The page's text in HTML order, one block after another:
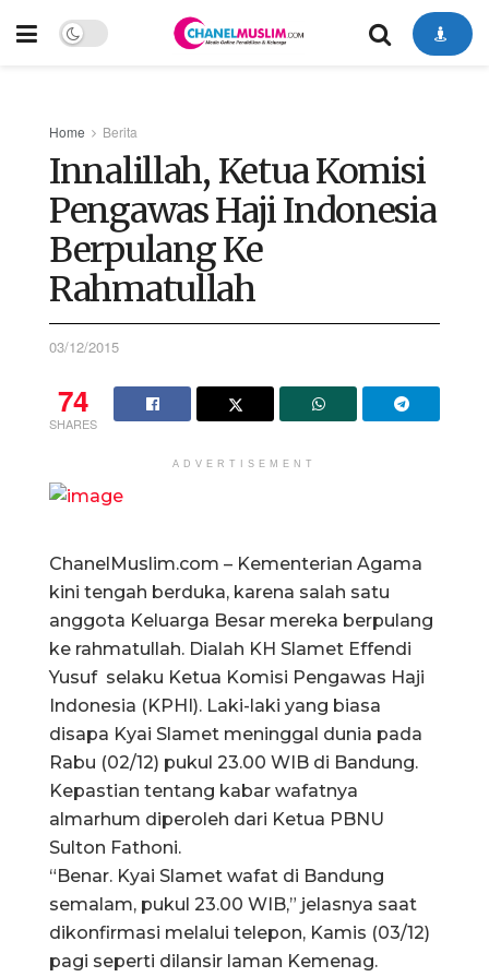
Home Berita
Innalillah, Ketua Komisi
Pengawas Haji Indonesia
Berpulang Ke
Rahmatullah
03/12/2015
74
SHARES
ADVERTISEMENT
ChanelMuslim.com – Kementerian Agama
kini tengah berduka, karena salah satu
anggota Keluarga Besar mereka berpulang
ke rahmatullah. Dialah KH Slamet Effendi
Yusuf selaku Ketua Komisi Pengawas Haji
Indonesia (KPHI). Laki-laki yang biasa
disapa Kyai Slamet meninggal dunia pada
Rabu (02/12) pukul 23.00 WIB di Bandung.
Kepastian tentang kabar wafatnya
almarhum diperoleh dari Ketua PBNU
Sulton Fathoni.
“Benar. Kyai Slamet wafat di Bandung
semalam, pukul 23.00 WIB,” jelasnya saat
dikonfirmasi melalui telepon, Kamis (03/12)
pagi seperti dilansir laman Kemenag.